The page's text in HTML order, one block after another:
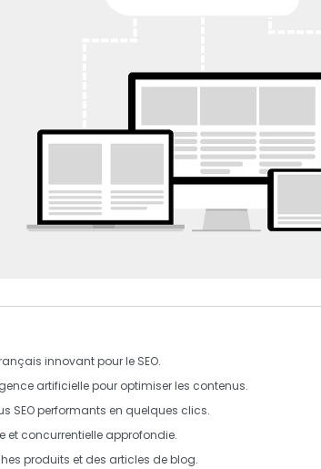
innovant pour le SEO.
artificiellepour optimiser les contenus.
SEOperformants en quelques clics.
et concurrentielle approfondie.
produits et des articles de blog.